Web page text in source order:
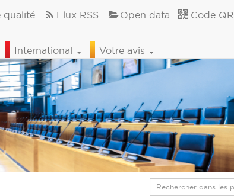
Flux RSS Open data Code QR
International Votre avis